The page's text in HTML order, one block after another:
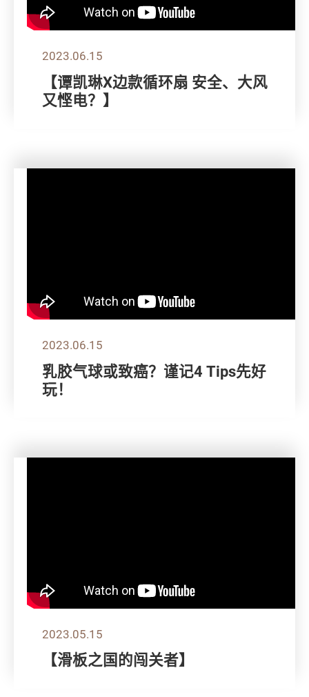
2023.06.15
【谭凯琳X边款循环扇 安全、大风
又悭电？】
2023.06.15
乳胶气球或致癌？谨记4 Tips先好
玩！
2023.05.15
【滑板之国的闯关者】